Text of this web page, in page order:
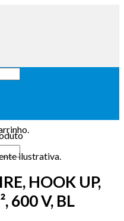
ilustrativa.
HOOK UP,
600 V, BL